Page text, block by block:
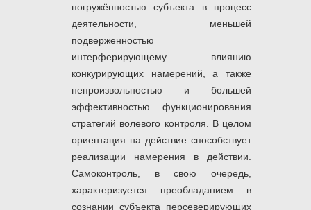
погружённостью субъекта в процесс
деятельности, меньшей
подверженностью
интерферирующему влиянию
конкурирующих намерений, а также
непроизвольностью и большей
эффективностью функционирования
стратегий волевого контроля. В целом
ориентация на действие способствует
реализации намерения в действии.
Самоконтроль, в свою очередь,
характеризуется преобладанием в
сознании субъекта персеверирующих